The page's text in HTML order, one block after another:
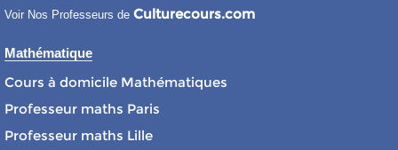
Voir Nos Professeurs de Culturecours.com
Mathématique
Cours à domicile Mathématiques
Professeur maths Paris
Professeur maths Lille